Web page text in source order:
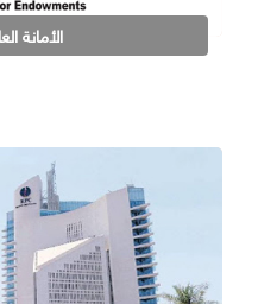
الأمانة